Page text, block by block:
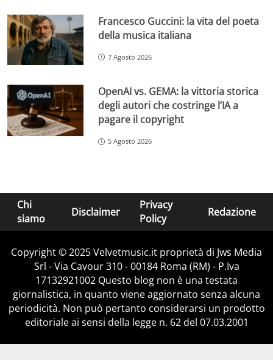
Francesco Guccini: la vita del poeta
della musica italiana
7 Agosto 2026
OpenAI vs. GEMA: la vittoria storica
degli autori che costringe l’IA a
pagare il copyright
5 Agosto 2026
Chi
siamo
Disclaimer
Privacy
Policy
Redazione
Copyright © 2025 Velvetmusic.it proprietà di Jws Media
Srl - Via Cavour 310 - 00184 Roma (RM) - P.Iva
17132921002 Questo blog non è una testata
giornalistica, in quanto viene aggiornato senza alcuna
periodicità. Non può pertanto considerarsi un prodotto
editoriale ai sensi della legge n. 62 del 07.03.2001